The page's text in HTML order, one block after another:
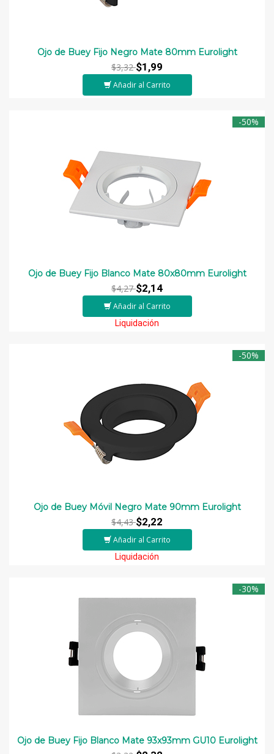
Ojo de Buey Fijo Negro Mate 80mm Eurolight
$3,32$1,99
Añadir al Carrito
-50%
Ojo de Buey Fijo Blanco Mate 80x80mm Eurolight
$4,27$2,14
Añadir al Carrito
Liquidación
-50%
Ojo de Buey Móvil Negro Mate 90mm Eurolight
$4,43$2,22
Añadir al Carrito
Liquidación
-30%
Ojo de Buey Fijo Blanco Mate 93x93mm GU10 Eurolight